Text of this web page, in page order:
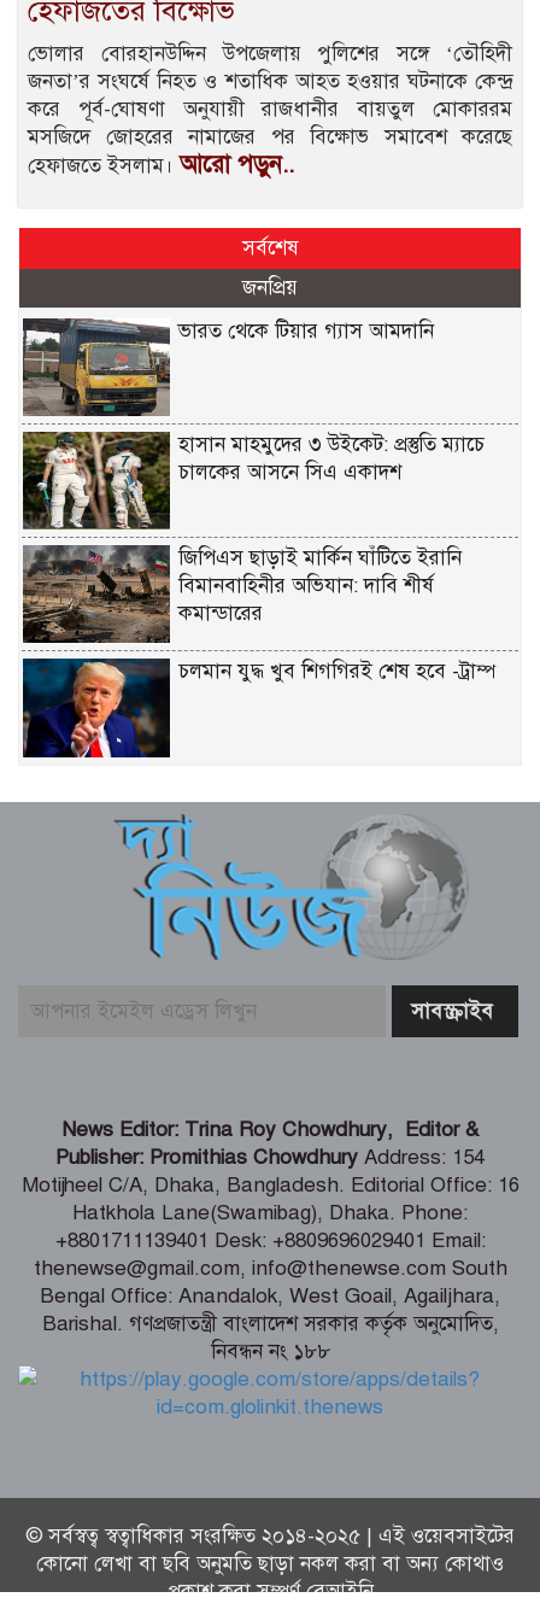
হেফাজতের বিক্ষোভ
ভোলার বোরহানউদ্দিন উপজেলায় পুলিশের সঙ্গে ‘তৌহিদী
জনতা’র সংঘর্ষে নিহত ও শতাধিক আহত হওয়ার ঘটনাকে কেন্দ্র
করে পূর্ব-ঘোষণা অনুযায়ী রাজধানীর বায়তুল মোকাররম
মসজিদে জোহরের নামাজের পর বিক্ষোভ সমাবেশ করেছে
হেফাজতে ইসলাম।আরো পড়ুন..
সর্বশেষ
জনপ্রিয়
ভারত থেকে টিয়ার গ্যাস আমদানি
হাসান মাহমুদের ৩ উইকেট: প্রস্তুতি ম্যাচে
চালকের আসনে সিএ একাদশ
জিপিএস ছাড়াই মার্কিন ঘাঁটিতে ইরানি
বিমানবাহিনীর অভিযান: দাবি শীর্ষ
কমান্ডারের
চলমান যুদ্ধ খুব শিগগিরই শেষ হবে -ট্রাম্প
অপসারণ, আদালতের নির্দেশ বাস্তবায়নের
আজ ৭ আগস্ট বৈদিক জ্যোতিষে রাশিফল ও
গ্রহদোষ প্রতিকারের উপায়
আজ ২১ শ্রাবণ শুক্রবারের দিনপঞ্জি ও
শ্যামনগরে প্রতিবন্ধী,দুস্থ ও অসহায় ব্যক্তিদের
মাঝে দুই লক্ষাধিক টাকার চেক বিতরণ
শিল্প মন্ত্রণালয় সম্পর্কিত স্থায়ী কমিটির প্রথম
বৈঠক অনুষ্ঠিত
রিয়ার অ্যাডমিরাল মাহবুব আলী খানের
৪২তম শাহাদৎবার্ষিকী অনুষ্ঠিত
News Editor: Trina Roy Chowdhury, Editor &
Publisher: Promithias Chowdhury Address: 154
Motijheel C/A, Dhaka, Bangladesh. Editorial Office: 16
Hatkhola Lane(Swamibag), Dhaka. Phone:
+8801711139401 Desk: +8809696029401 Email:
thenewse@gmail.com, info@thenewse.com South
Bengal Office: Anandalok, West Goail, Agailjhara,
Barishal. গণপ্রজাতন্ত্রী বাংলাদেশ সরকার কর্তৃক অনুমোদিত,
নিবন্ধন নং ১৮৮
© সর্বস্বত্ব স্বত্বাধিকার সংরক্ষিত ২০১৪-২০২৫ | এই ওয়েবসাইটের
কোনো লেখা বা ছবি অনুমতি ছাড়া নকল করা বা অন্য কোথাও
প্রকাশ করা সম্পূর্ণ বেআইনি